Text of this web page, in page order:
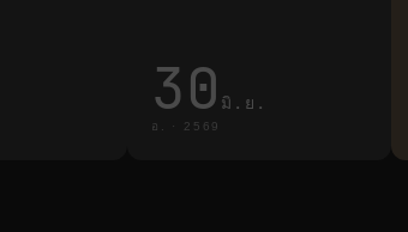
30 มิ.ย.
อ. · 2569